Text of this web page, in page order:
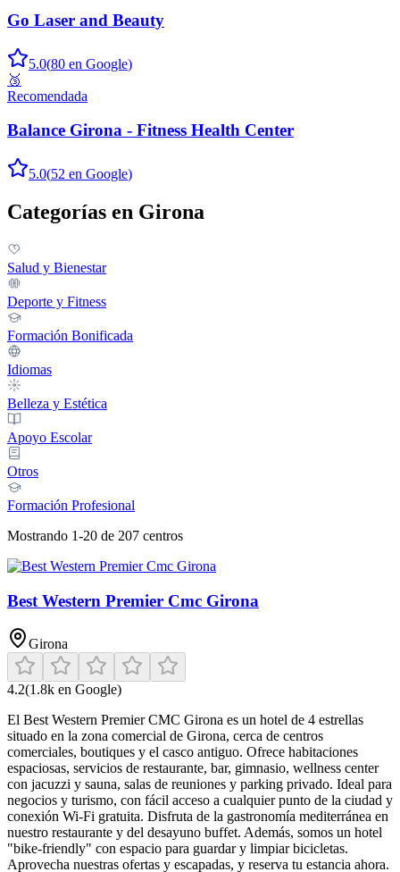
Go Laser and Beauty
5.0(80 en Google)
🥉
Recomendada
Balance Girona - Fitness Health Center
5.0(52 en Google)
Categorías en Girona
Salud y Bienestar
Deporte y Fitness
Formación Bonificada
Idiomas
Belleza y Estética
Apoyo Escolar
Otros
Formación Profesional
Mostrando 1-20 de 207 centros
Best Western Premier Cmc Girona
Girona
4.2(1.8k en Google)
El Best Western Premier CMC Girona es un hotel de 4 estrellas
situado en la zona comercial de Girona, cerca de centros
comerciales, boutiques y el casco antiguo. Ofrece habitaciones
espaciosas, servicios de restaurante, bar, gimnasio, wellness center
con jacuzzi y sauna, salas de reuniones y parking privado. Ideal para
negocios y turismo, con fácil acceso a cualquier punto de la ciudad y
conexión Wi-Fi gratuita. Disfruta de la gastronomía mediterránea en
nuestro restaurante y del desayuno buffet. Además, somos un hotel
"bike-friendly" con espacio para guardar y limpiar bicicletas.
Aprovecha nuestras ofertas y escapadas, y reserva tu estancia ahora.